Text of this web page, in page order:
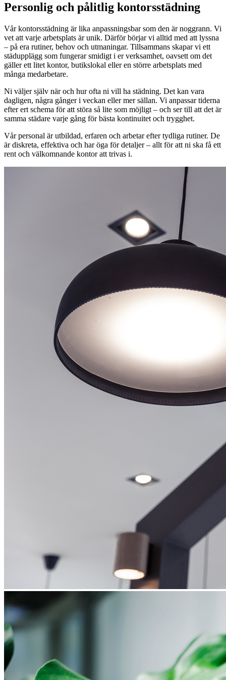
Personlig och pålitlig kontorsstädning
Vår kontorsstädning är lika anpassningsbar som den är noggrann. Vi
vet att varje arbetsplats är unik. Därför börjar vi alltid med att lyssna
– på era rutiner, behov och utmaningar. Tillsammans skapar vi ett
städupplägg som fungerar smidigt i er verksamhet, oavsett om det
gäller ett litet kontor, butikslokal eller en större arbetsplats med
många medarbetare.
Ni väljer själv när och hur ofta ni vill ha städning. Det kan vara
dagligen, några gånger i veckan eller mer sällan. Vi anpassar tiderna
efter ert schema för att störa så lite som möjligt – och ser till att det är
samma städare varje gång för bästa kontinuitet och trygghet.
Vår personal är utbildad, erfaren och arbetar efter tydliga rutiner. De
är diskreta, effektiva och har öga för detaljer – allt för att ni ska få ett
rent och välkomnande kontor att trivas i.